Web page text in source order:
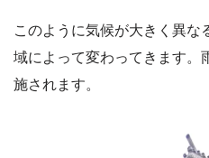
このように気候が大きく異な
域によって変わってきます。
施されます。